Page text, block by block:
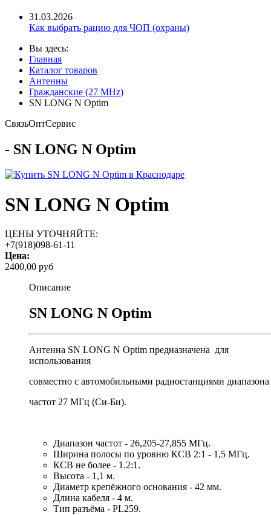
31.03.2026
Как выбрать рацию для ЧОП (охраны)
Вы здесь:
Главная
Каталог товаров
Антенны
Гражданские (27 MHz)
SN LONG N Optim
СвязьОптСервис
- SN LONG N Optim
SN LONG N Optim
ЦЕНЫ УТОЧНЯЙТЕ:
+7(918)098-61-11
Цена:
2400,00 руб
Описание
SN LONG N Optim
Антенна SN LONG N Optim предназначена для
использования
совместно с автомобильными радиостанциями диапазона
частот 27 МГц (Си-Би).
Диапазон частот - 26,205-27,855 МГц.
Ширина полосы по уровню КСВ 2:1 - 1,5 МГц.
КСВ не более - 1.2:1.
Высота - 1,1 м.
Диаметр крепёжного основания - 42 мм.
Длина кабеля - 4 м.
Тип разъёма - PL259.